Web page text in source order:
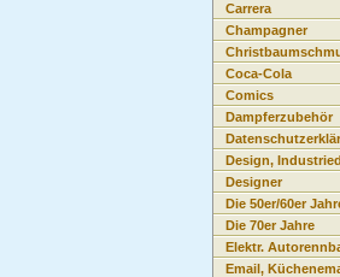
Carrera
Champagner
Coca-Cola
Comics
Dampferzubehör
Design,
Designer
Die 50er/60er
Die 70er Jahre
Elektr.
Email,